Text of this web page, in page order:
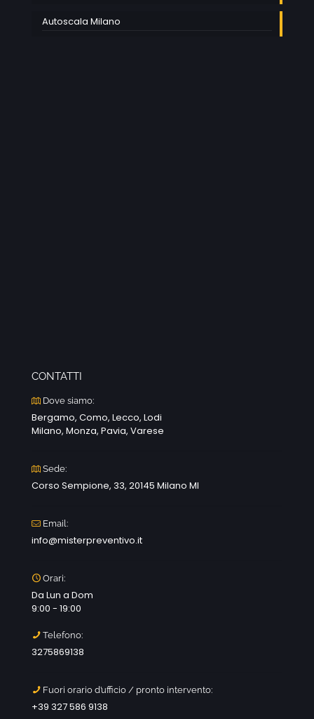
Autoscala Milano
CONTATTI
Dove siamo:
Bergamo, Como, Lecco, Lodi
Milano, Monza, Pavia, Varese
Sede:
Corso Sempione, 33, 20145 Milano MI
Email:
info@misterpreventivo.it
Orari:
Da Lun a Dom
9:00 - 19:00
Telefono:
3275869138
Fuori orario d’ufficio / pronto intervento:
+39 327 586 9138